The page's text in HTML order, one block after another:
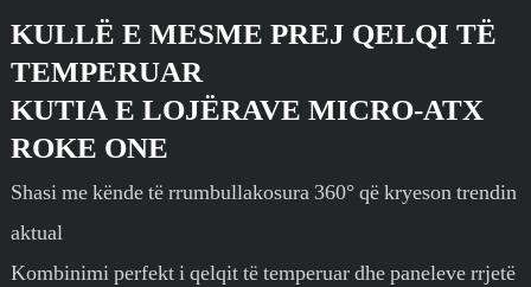
KULLË E MESME PREJ QELQI TË
TEMPERUAR
KUTIA E LOJËRAVE MICRO-ATX
ROKE ONE
Shasi me kënde të rrumbullakosura 360° që kryeson trendin
aktual
Kombinimi perfekt i qelqit të temperuar dhe paneleve rrjetë